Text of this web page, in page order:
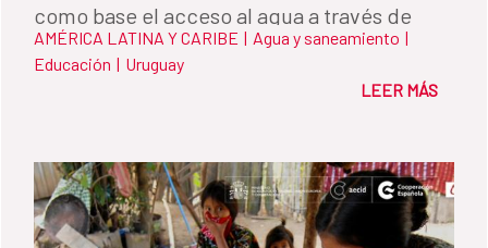
como base el acceso al agua a través de
centros educacionales.
AMÉRICA LATINA Y CARIBE | Agua y saneamiento |
Educación | Uruguay
LEER MÁS